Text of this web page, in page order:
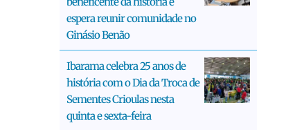
espera reunir comunidade no
Ginásio Benão
Ibarama celebra 25 anos de
história com o Dia da Troca de
Sementes Crioulas nesta
quinta e sexta-feira